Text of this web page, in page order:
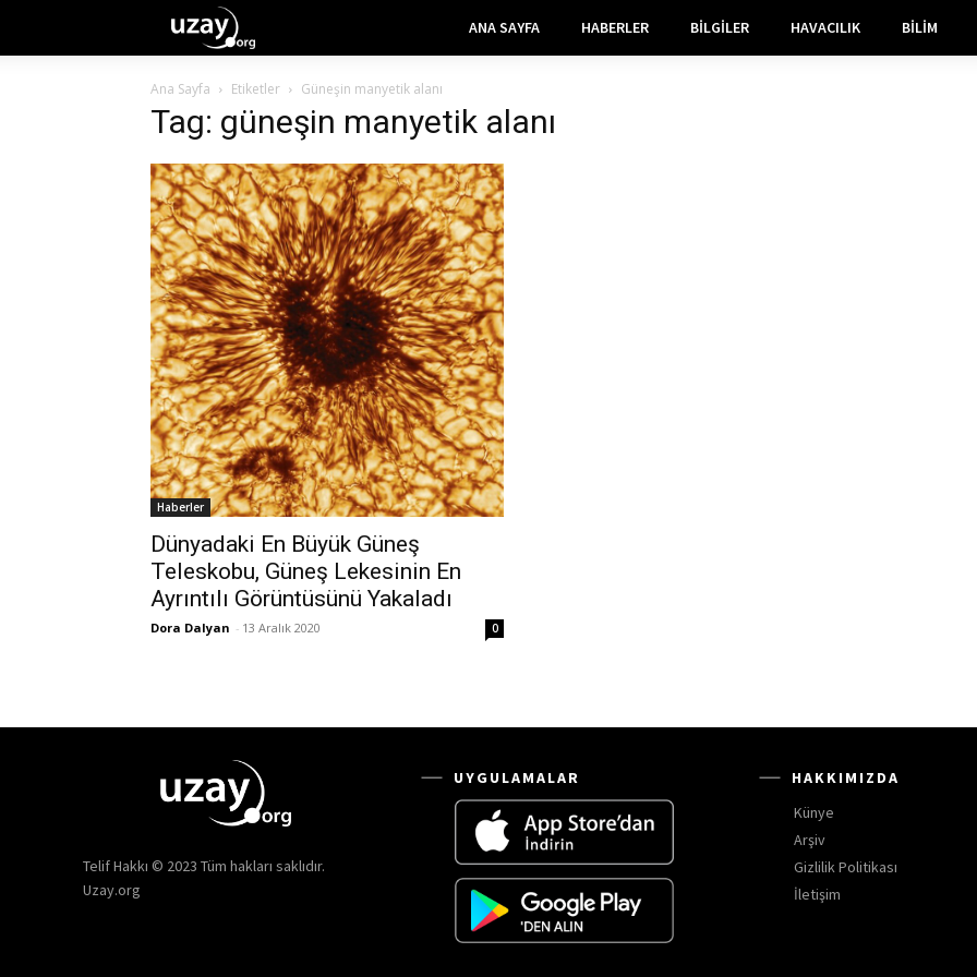
ANA SAYFA HABERLER BILGILER HAVACILIK BILIM
Ana Sayfa Etiketler Güneşin manyetik alanı
Tag: güneşin manyetik alanı
Haberler
Dünyadaki En Büyük Güneş
Teleskobu, Güneş Lekesinin En
Ayrıntılı Görüntüsünü Yakaladı
Dora Dalyan - 13 Aralık 2020 0
Telif Hakkı © 2023 Tüm hakları saklıdır.
Uzay.org
UYGULAMALAR
HAKKIMIZDA
Künye
Arşiv
Gizlilik Politikası
İletişim